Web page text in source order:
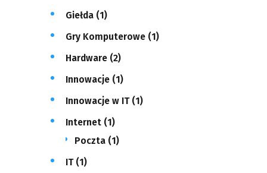
Giełda(1)
Gry Komputerowe(1)
Hardware(2)
Innowacje(1)
Innowacje w IT(1)
Internet(1)
Poczta (1)
IT(1)